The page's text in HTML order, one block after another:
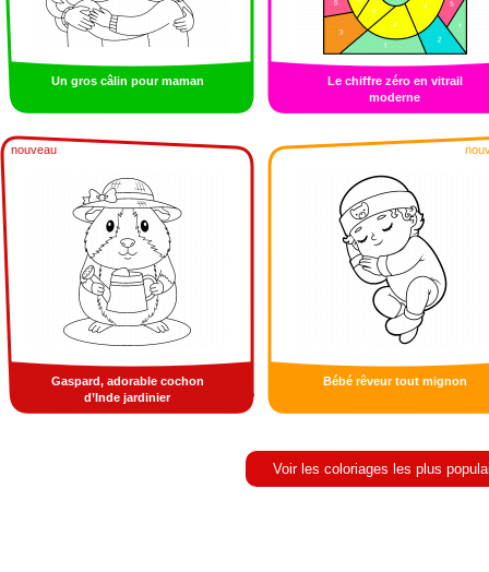
Un gros câlin pour maman
Le chiffre zéro en vitrail
moderne
nouveau
Gaspard, adorable cochon
d’Inde jardinier
Bébé rêveur tout mignon
Voir les coloriages les plus